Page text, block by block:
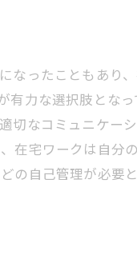
なったこともあり
有力な選択肢となっ
切なコミュニケー
在宅ワークは自分
の自己管理が必要